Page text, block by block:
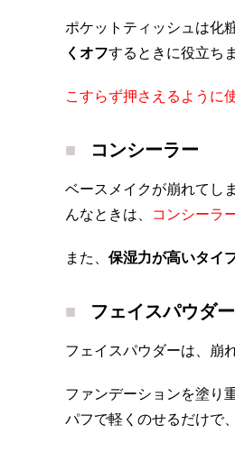
ポケットティッシュは化
くオフするときに役立ち
こすらず押さえるように
コンシーラー
ベースメイクが崩れてし
んなときは、
コンシーラ
また、 保湿力が高いタイ
フェイスパウダー
フェイスパウダーは、崩
ファンデーションを塗り
パフで軽くのせるだけで